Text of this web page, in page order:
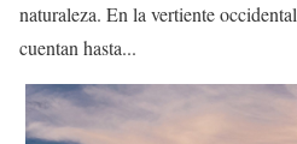
naturaleza. En la vertiente
cuentan hasta...